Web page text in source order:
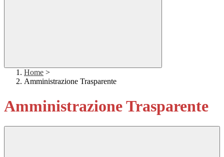
Home >
Amministrazione Trasparente
Amministrazione Trasparente